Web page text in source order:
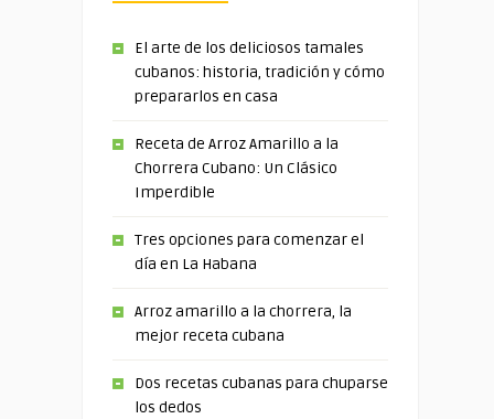
El arte de los deliciosos tamales
cubanos: historia, tradición y cómo
prepararlos en casa
Receta de Arroz Amarillo a la
Chorrera Cubano: Un Clásico
Imperdible
Tres opciones para comenzar el
día en La Habana
Arroz amarillo a la chorrera, la
mejor receta cubana
Dos recetas cubanas para chuparse
los dedos